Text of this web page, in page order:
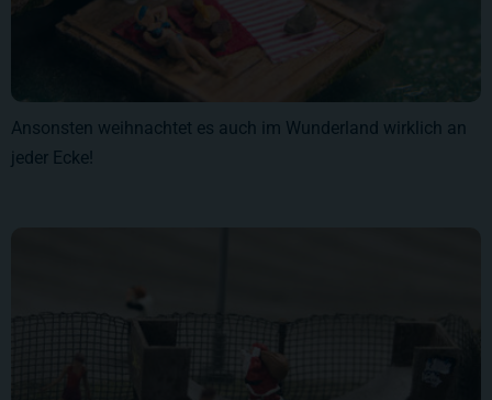
Ansonsten weihnachtet es auch im Wunderland wirklich an
jeder Ecke!